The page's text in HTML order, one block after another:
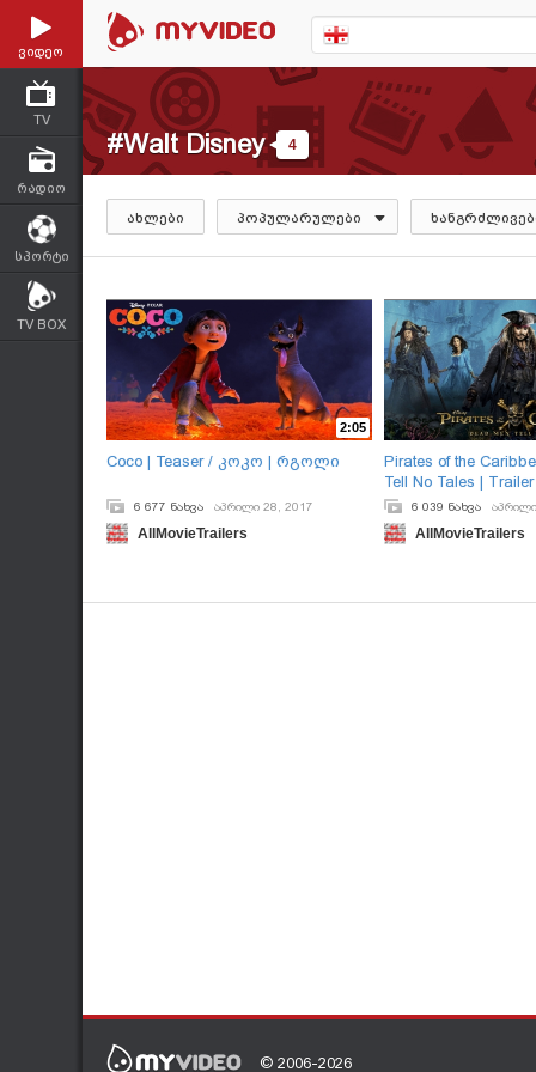
ვიდეო
TV
რადიო
სპორტი
TV BOX
#Walt Disney 4
ახლები პოპულარულები
2:05
Coco | Teaser / კოკო | რგოლი
6 677 ნახვა აპრილი 28, 2017
AllMovieTrailers
Pirates of the
Tell No Tales |
ზღვის
ზღაპრებს არ
ტრეილერი
6 039 ნახვა
AllMovieTrailers
© 2006-2026